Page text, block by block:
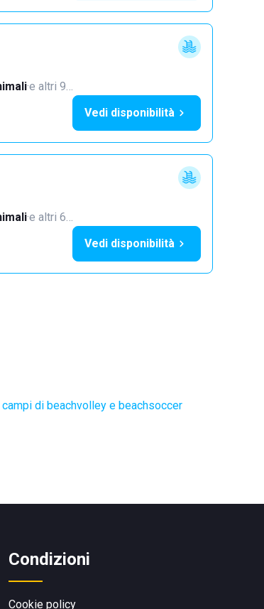
·e altri 9…
Vedi disponibilità
·e altri 6…
Vedi disponibilità
di beachvolley e beachsoccer
Condizioni
Cookie policy